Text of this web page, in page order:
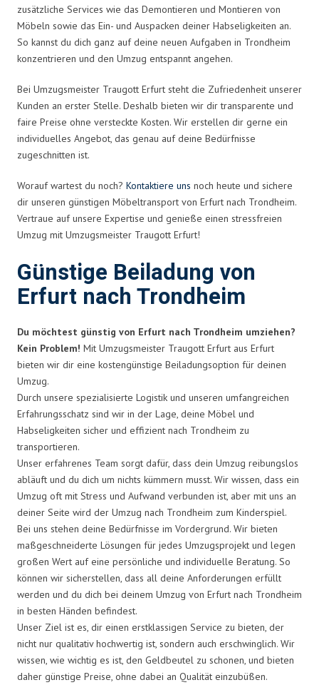
zusätzliche Services wie das Demontieren und Montieren von
Möbeln sowie das Ein- und Auspacken deiner Habseligkeiten an.
So kannst du dich ganz auf deine neuen Aufgaben in Trondheim
konzentrieren und den Umzug entspannt angehen.
Bei Umzugsmeister Traugott Erfurt steht die Zufriedenheit unserer
Kunden an erster Stelle. Deshalb bieten wir dir transparente und
faire Preise ohne versteckte Kosten. Wir erstellen dir gerne ein
individuelles Angebot, das genau auf deine Bedürfnisse
zugeschnitten ist.
Worauf wartest du noch? Kontaktiere uns noch heute und sichere
dir unseren günstigen Möbeltransport von Erfurt nach Trondheim.
Vertraue auf unsere Expertise und genieße einen stressfreien
Umzug mit Umzugsmeister Traugott Erfurt!
Günstige Beiladung von
Erfurt nach Trondheim
Du möchtest günstig von Erfurt nach Trondheim umziehen?
Kein Problem! Mit Umzugsmeister Traugott Erfurt aus Erfurt
bieten wir dir eine kostengünstige Beiladungsoption für deinen
Umzug.
Durch unsere spezialisierte Logistik und unseren umfangreichen
Erfahrungsschatz sind wir in der Lage, deine Möbel und
Habseligkeiten sicher und effizient nach Trondheim zu
transportieren.
Unser erfahrenes Team sorgt dafür, dass dein Umzug reibungslos
abläuft und du dich um nichts kümmern musst. Wir wissen, dass ein
Umzug oft mit Stress und Aufwand verbunden ist, aber mit uns an
deiner Seite wird der Umzug nach Trondheim zum Kinderspiel.
Bei uns stehen deine Bedürfnisse im Vordergrund. Wir bieten
maßgeschneiderte Lösungen für jedes Umzugsprojekt und legen
großen Wert auf eine persönliche und individuelle Beratung. So
können wir sicherstellen, dass all deine Anforderungen erfüllt
werden und du dich bei deinem Umzug von Erfurt nach Trondheim
in besten Händen befindest.
Unser Ziel ist es, dir einen erstklassigen Service zu bieten, der
nicht nur qualitativ hochwertig ist, sondern auch erschwinglich. Wir
wissen, wie wichtig es ist, den Geldbeutel zu schonen, und bieten
daher günstige Preise, ohne dabei an Qualität einzubüßen.